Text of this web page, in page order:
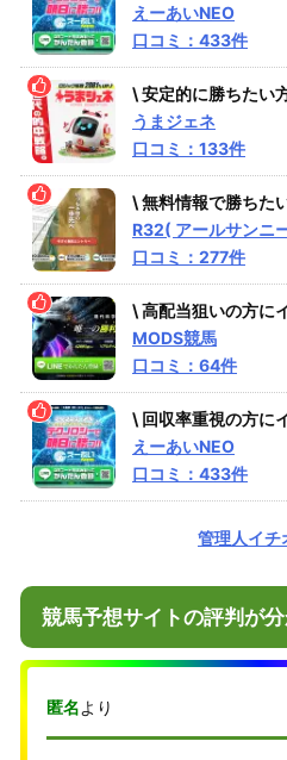
えーあいNEO
口コミ：433件
\ 安定的に勝ちたい
うまジェネ
口コミ：133件
\ 無料情報で勝ちた
R32( アールサンニ
口コミ：277件
\ 高配当狙いの方に
MODS競馬
口コミ：64件
\ 回収率重視の方に
えーあいNEO
口コミ：433件
管理人イ
競馬予想サイトの評判が
匿名より